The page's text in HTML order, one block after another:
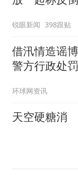
锐眼新闻 398跟贴
借汛情造谣
警方行政处罚
环球网资讯
天空硬糖消